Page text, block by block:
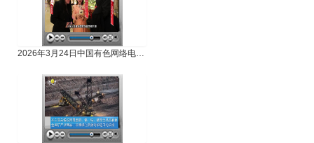
2026年3月24日中国有色网络电视新闻